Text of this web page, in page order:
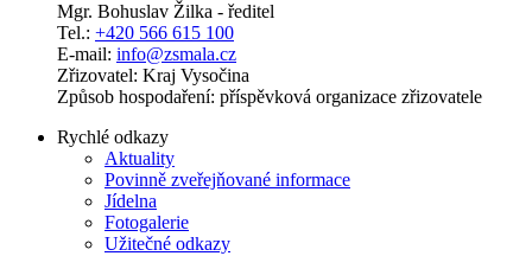
Mgr. Bohuslav Žilka - ředitel
Tel.: +420 566 615 100
E-mail: info@zsmala.cz
Zřizovatel: Kraj Vysočina
Způsob hospodaření: příspěvková organizace zřizovatele
Rychlé odkazy
Aktuality
Povinně zveřejňované informace
Jídelna
Fotogalerie
Užitečné odkazy